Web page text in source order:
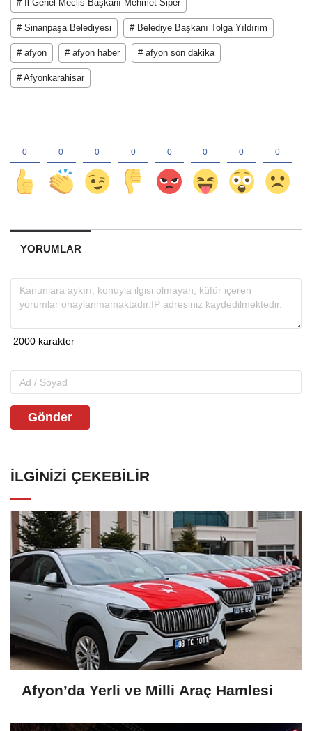
# İl Genel Meclis Başkanı Mehmet Siper
# Sinanpaşa Belediyesi # Belediye Başkanı Tolga Yıldırım
# afyon # afyon haber # afyon son dakika
# Afyonkarahisar
YORUMLAR
Gönder
İLGINIZI ÇEKEBILIR
Afyon’da Yerli ve Milli Araç Hamlesi